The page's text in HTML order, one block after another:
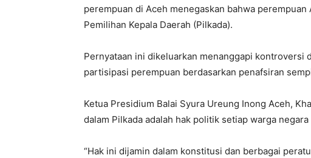
perempuan di Aceh menegaskan bahwa
Pemilihan Kepala Daerah (Pilkada).
Pernyataan ini dikeluarkan menanggapi kontroversi
partisipasi perempuan berdasarkan penafsiran
Ketua Presidium Balai Syura Ureung Inong Aceh,
dalam Pilkada adalah hak politik setiap warga
“Hak ini dijamin dalam konstitusi dan berbagai